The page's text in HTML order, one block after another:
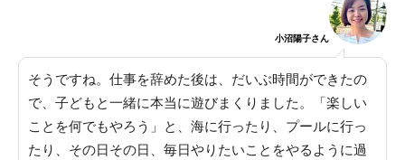
小沼陽子さん
そうですね。 仕事を辞めた後は、だいぶ時間ができたの
で、子どもと一緒に本当に遊びまくりました。「楽しい
ことを何でもやろう」と、海に行ったり、プールに行っ
たり、その日その日、毎日やりたいことをやるように過